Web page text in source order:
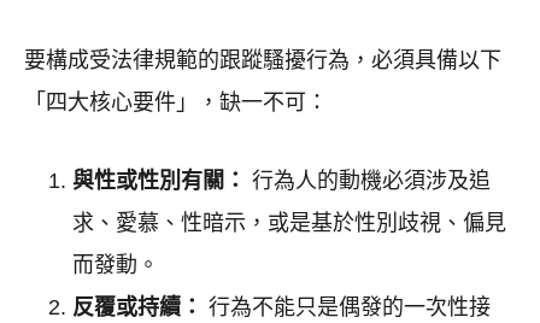
要構成受法律規範的跟蹤騷擾行為，必須具備以下
「四大核心要件」，缺一不可：
與性或性別有關： 行為人的動機必須涉及追
求、愛慕、性暗示，或是基於性別歧視、偏見
而發動。
反覆或持續： 行為不能只是偶發的一次性接